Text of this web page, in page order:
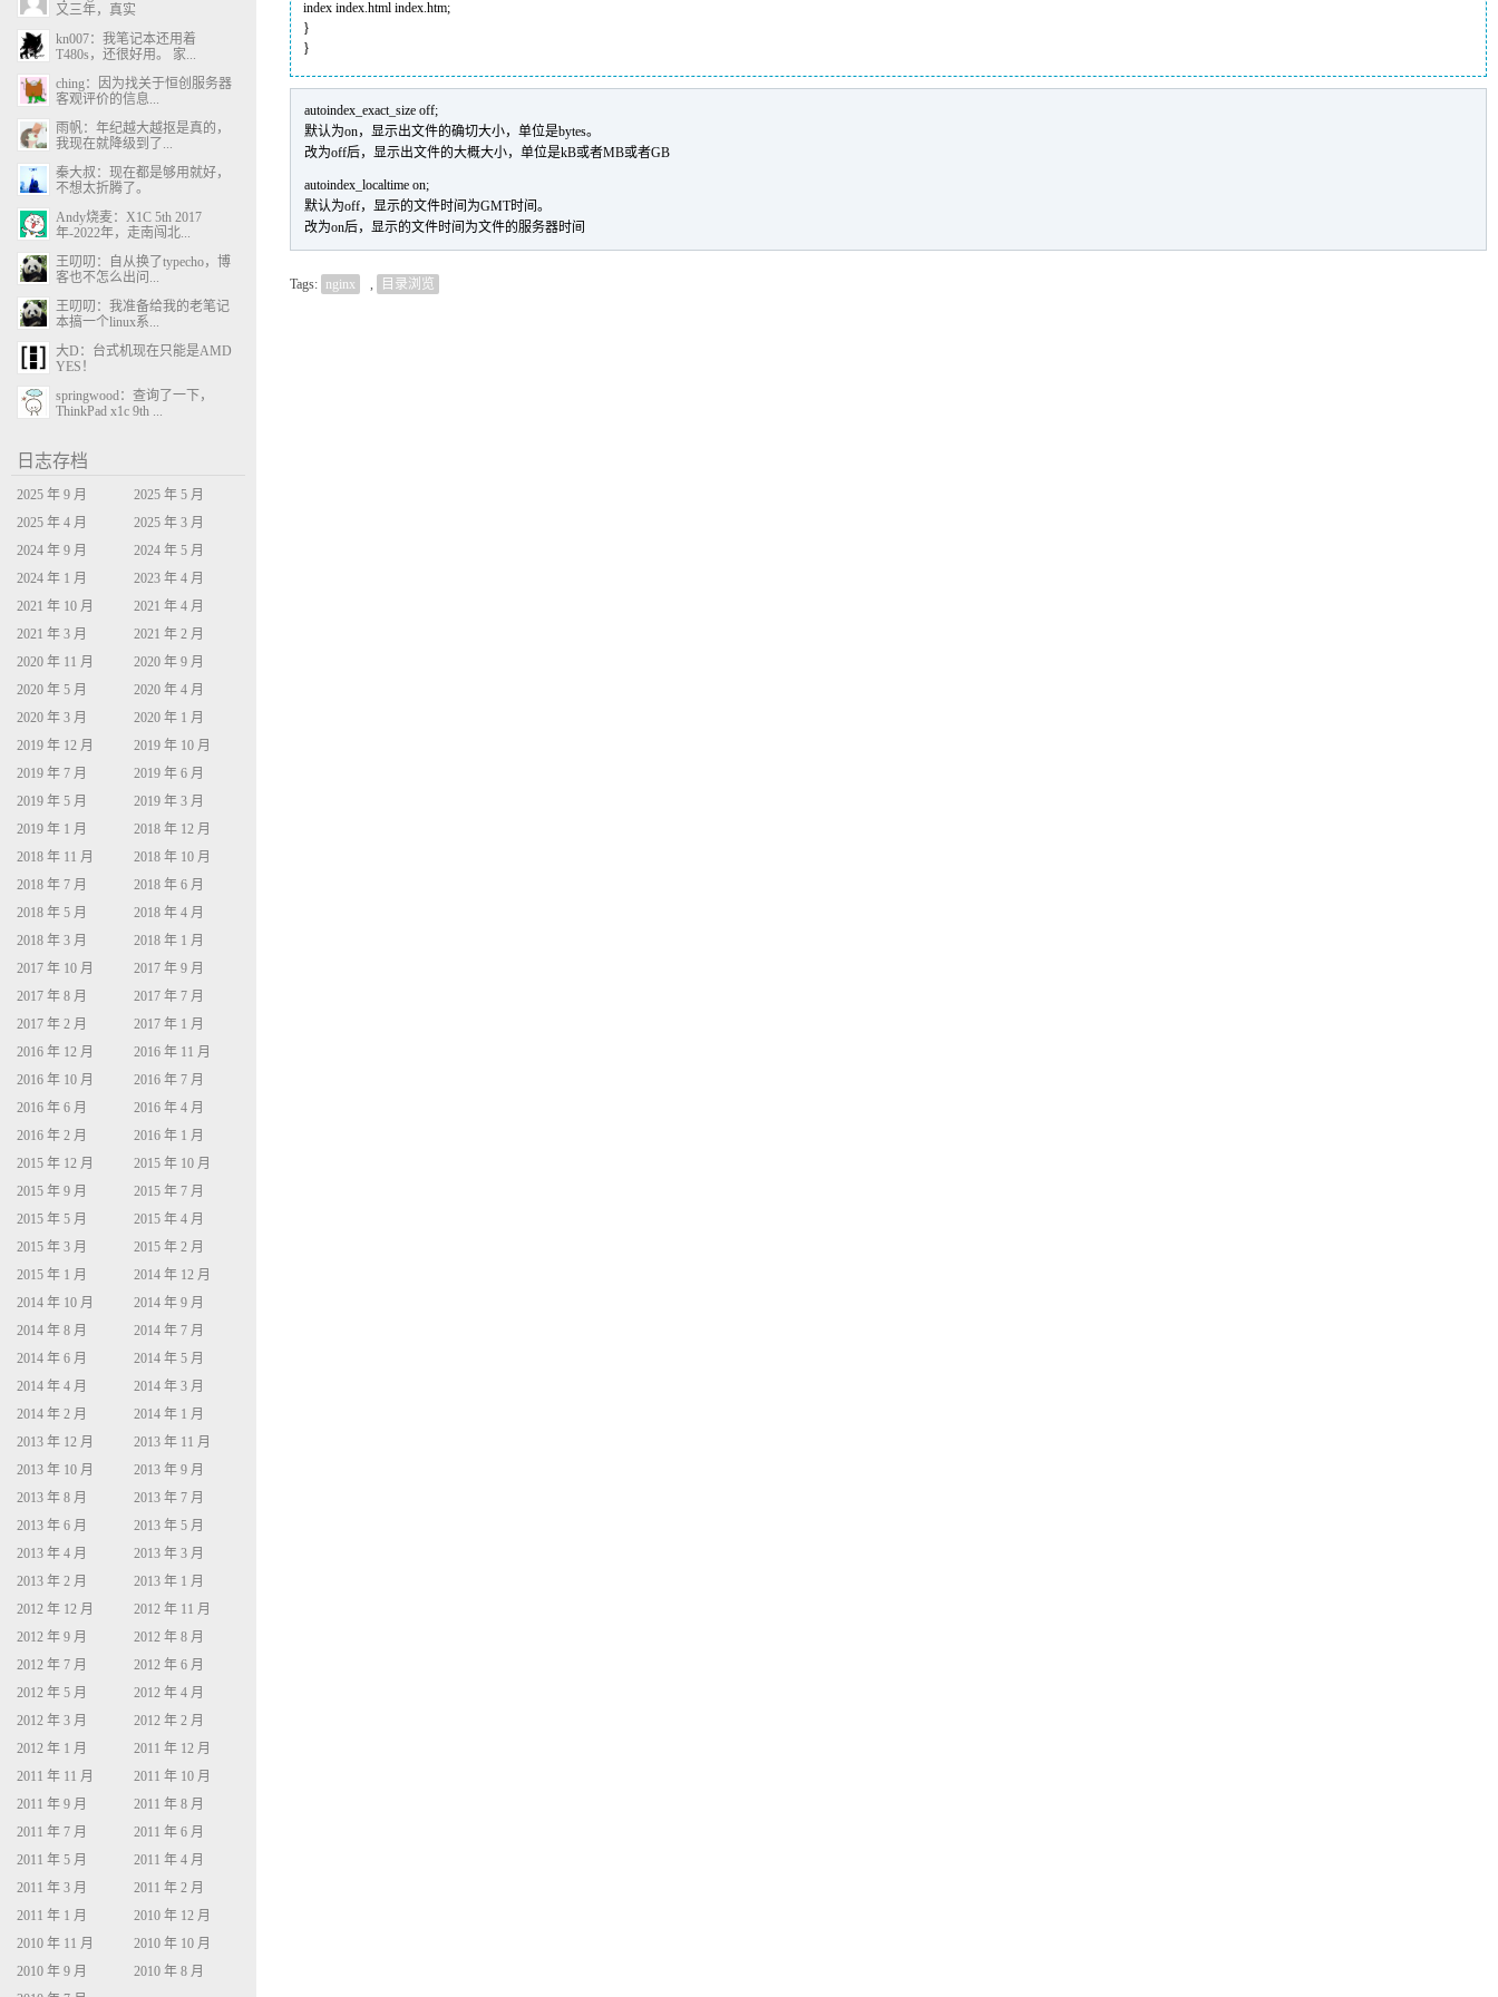
index index.html index.htm;
}
}
autoindex_exact_size off;
默认为on，显示出文件的确切大小，单位是bytes。
改为off后，显示出文件的大概大小，单位是kB或者MB或者GB
autoindex_localtime on;
默认为off，显示的文件时间为GMT时间。
改为on后，显示的文件时间为文件的服务器时间
Tags: nginx , 目录浏览
又三年，真实
kn007：我笔记本还用着
T480s，还很好用。 家...
ching：因为找关于恒创服务器
客观评价的信息...
雨帆：年纪越大越抠是真的，
我现在就降级到了...
秦大叔：现在都是够用就好，
不想太折腾了。
Andy烧麦：X1C 5th 2017
年-2022年，走南闯北...
王叨叨：自从换了typecho，博
客也不怎么出问...
王叨叨：我准备给我的老笔记
本搞一个linux系...
大D：台式机现在只能是AMD
YES！
springwood：查询了一下，
ThinkPad x1c 9th ...
日志存档
2025 年 9 月
2025 年 5 月
2025 年 4 月
2025 年 3 月
2024 年 9 月
2024 年 5 月
2024 年 1 月
2023 年 4 月
2021 年 10 月
2021 年 4 月
2021 年 3 月
2021 年 2 月
2020 年 11 月
2020 年 9 月
2020 年 5 月
2020 年 4 月
2020 年 3 月
2020 年 1 月
2019 年 12 月
2019 年 10 月
2019 年 7 月
2019 年 6 月
2019 年 5 月
2019 年 3 月
2019 年 1 月
2018 年 12 月
2018 年 11 月
2018 年 10 月
2018 年 7 月
2018 年 6 月
2018 年 5 月
2018 年 4 月
2018 年 3 月
2018 年 1 月
2017 年 10 月
2017 年 9 月
2017 年 8 月
2017 年 7 月
2017 年 2 月
2017 年 1 月
2016 年 12 月
2016 年 11 月
2016 年 10 月
2016 年 7 月
2016 年 6 月
2016 年 4 月
2016 年 2 月
2016 年 1 月
2015 年 12 月
2015 年 10 月
2015 年 9 月
2015 年 7 月
2015 年 5 月
2015 年 4 月
2015 年 3 月
2015 年 2 月
2015 年 1 月
2014 年 12 月
2014 年 10 月
2014 年 9 月
2014 年 8 月
2014 年 7 月
2014 年 6 月
2014 年 5 月
2014 年 4 月
2014 年 3 月
2014 年 2 月
2014 年 1 月
2013 年 12 月
2013 年 11 月
2013 年 10 月
2013 年 9 月
2013 年 8 月
2013 年 7 月
2013 年 6 月
2013 年 5 月
2013 年 4 月
2013 年 3 月
2013 年 2 月
2013 年 1 月
2012 年 12 月
2012 年 11 月
2012 年 9 月
2012 年 8 月
2012 年 7 月
2012 年 6 月
2012 年 5 月
2012 年 4 月
2012 年 3 月
2012 年 2 月
2012 年 1 月
2011 年 12 月
2011 年 11 月
2011 年 10 月
2011 年 9 月
2011 年 8 月
2011 年 7 月
2011 年 6 月
2011 年 5 月
2011 年 4 月
2011 年 3 月
2011 年 2 月
2011 年 1 月
2010 年 12 月
2010 年 11 月
2010 年 10 月
2010 年 9 月
2010 年 8 月